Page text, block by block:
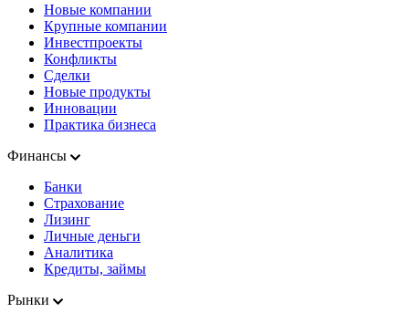
Новые компании
Крупные компании
Инвестпроекты
Конфликты
Сделки
Новые продукты
Инновации
Практика бизнеса
Финансы
Банки
Страхование
Лизинг
Личные деньги
Аналитика
Кредиты, займы
Рынки